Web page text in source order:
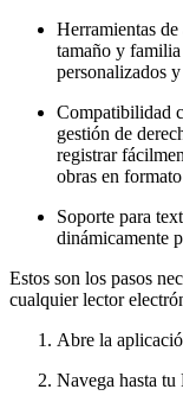
Herramientas
tamaño y
personalizados
Compatibilidad
gestión de
registrar
obras en
Soporte para
dinámicamente
Estos son los pasos
cualquier lector
Abre la
Navega hasta tu